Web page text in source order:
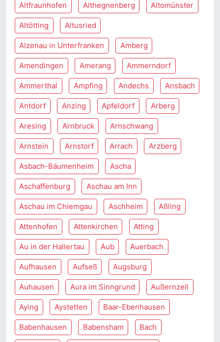
Altfraunhofen Althegnenberg Altomünster
Altötting Altusried
Alzenau in Unterfranken Amberg
Amendingen Amerang Ammerndorf
Ammerthal Ampfing Andechs Ansbach
Antdorf Anzing Apfeldorf Arberg
Aresing Arnbruck Arnschwang
Arnstein Arnstorf Arrach Arzberg
Asbach-Bäumenheim Ascha
Aschaffenburg Aschau am Inn
Aschau im Chiemgau Aschheim Aßling
Attenhofen Attenkirchen Atting
Au in der Hallertau Aub Auerbach
Aufhausen Aufseß Augsburg
Auhausen Aura im Sinngrund Außernzell
Aying Aystetten Baar-Ebenhausen
Babenhausen Babensham Bach